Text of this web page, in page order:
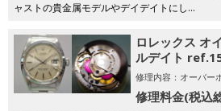
ャストの貴金属モデルやデイデイトにし…
ロレックス オ
ルデイト
修理内容：オーバー
修理料金(税込